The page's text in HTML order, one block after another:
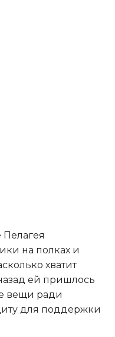
на полках и
хватит
ей пришлось
вещи ради
для поддержки